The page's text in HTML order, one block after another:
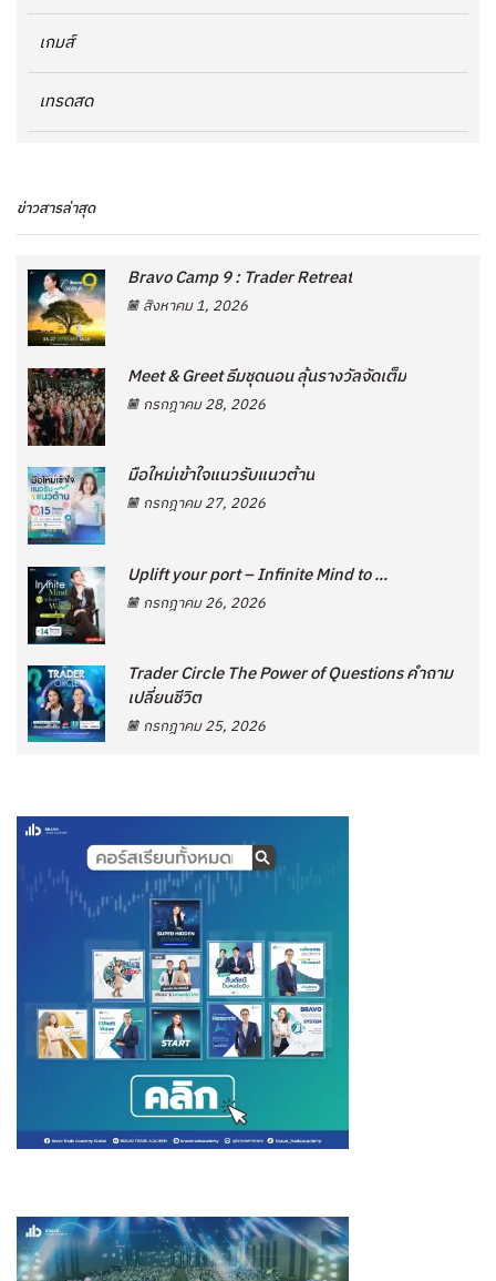
เกมส์
เทรดสด
ข่าวสารล่าสุด
Bravo Camp 9 : Trader Retreat
สิงหาคม 1, 2026
Meet & Greet ธีมชุดนอน ลุ้นรางวัลจัดเต็ม
กรกฎาคม 28, 2026
มือใหม่เข้าใจแนวรับแนวต้าน
กรกฎาคม 27, 2026
Uplift your port – Infinite Mind to ...
กรกฎาคม 26, 2026
Trader Circle The Power of Questions คำถาม
เปลี่ยนชีวิต
กรกฎาคม 25, 2026